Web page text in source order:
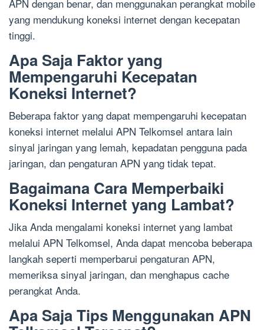
APN dengan benar, dan menggunakan perangkat mobile
yang mendukung koneksi internet dengan kecepatan
tinggi.
Apa Saja Faktor yang
Mempengaruhi Kecepatan
Koneksi Internet?
Beberapa faktor yang dapat mempengaruhi kecepatan
koneksi internet melalui APN Telkomsel antara lain
sinyal jaringan yang lemah, kepadatan pengguna pada
jaringan, dan pengaturan APN yang tidak tepat.
Bagaimana Cara Memperbaiki
Koneksi Internet yang Lambat?
Jika Anda mengalami koneksi internet yang lambat
melalui APN Telkomsel, Anda dapat mencoba beberapa
langkah seperti memperbarui pengaturan APN,
memeriksa sinyal jaringan, dan menghapus cache
perangkat Anda.
Apa Saja Tips Menggunakan APN